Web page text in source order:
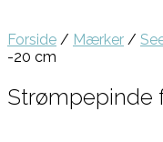
Forside / Mærker /
-20 cm
Strømpepinde